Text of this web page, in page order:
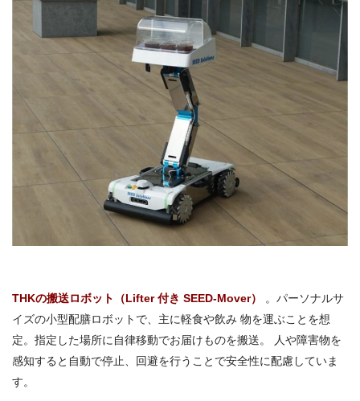
THKの搬送ロボット（Lifter 付き SEED-Mover）
。パーソナルサ
イズの小型配膳ロボットで、主に軽食や飲み 物を運ぶことを想
定。指定した場所に自律移動でお届けものを搬送。 人や障害物を
感知すると自動で停止、回避を行うことで安全性に配慮していま
す。